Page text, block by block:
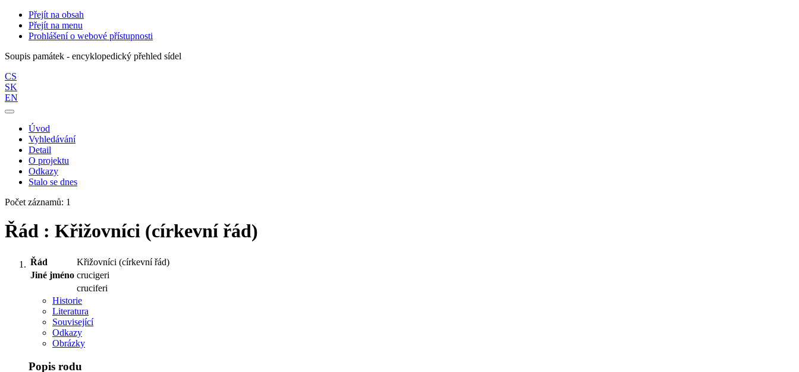
Přejít na obsah
Přejít na menu
Prohlášení o webové přístupnosti
Soupis památek - encyklopedický přehled sídel
CS
SK
EN
Úvod
Vyhledávání
Detail
O projektu
Odkazy
Stalo se dnes
Počet záznamů: 1
Řád : Křižovníci (církevní řád)
Řád
Křižovníci (církevní řád)
Jiné jméno crucigeri
cruciferi
Historie
Literatura
Související
Odkazy
Obrázky
Popis rodu